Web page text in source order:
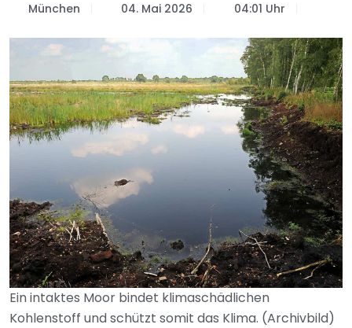
München 04. Mai 2026 04:01 Uhr
Ein intaktes Moor bindet klimaschädlichen
Kohlenstoff und schützt somit das Klima. (Archivbild)